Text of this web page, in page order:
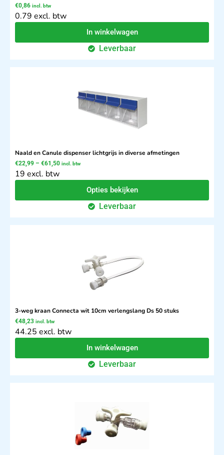
€0,86 incl. btw
0.79 excl. btw
In winkelwagen
Leverbaar
Naald en Canule dispenser lichtgrijs in diverse afmetingen
€22,99 – €61,50 incl. btw
19 excl. btw
Opties bekijken
Leverbaar
3-weg kraan Connecta wit 10cm verlengslang Ds 50 stuks
€48,23 incl. btw
44.25 excl. btw
In winkelwagen
Leverbaar